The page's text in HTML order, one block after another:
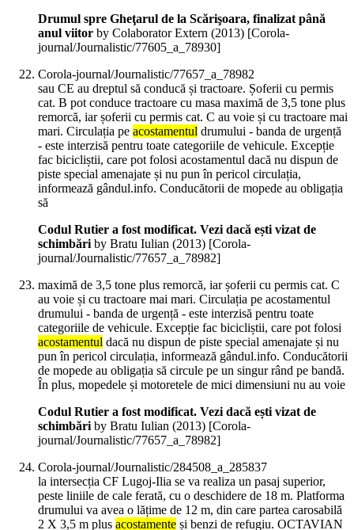
Drumul spre Gheţarul de la Scărişoara, finalizat până
anul viitor by Colaborator Extern (2013) [Corola-
journal/Journalistic/77605_a_78930]
Corola-journal/Journalistic/77657_a_78982
sau CE au dreptul să conducă și tractoare. Șoferii cu permis
cat. B pot conduce tractoare cu masa maximă de 3,5 tone plus
remorcă, iar șoferii cu permis cat. C au voie și cu tractoare mai
mari. Circulația pe acostamentul drumului - banda de urgență
- este interzisă pentru toate categoriile de vehicule. Excepție
fac bicicliștii, care pot folosi acostamentul dacă nu dispun de
piste special amenajate și nu pun în pericol circulația,
informează gândul.info. Conducătorii de mopede au obligația
să
Codul Rutier a fost modificat. Vezi dacă ești vizat de
schimbăriby Bratu Iulian (2013) [Corola-
journal/Journalistic/77657_a_78982]
maximă de 3,5 tone plus remorcă, iar șoferii cu permis cat. C
au voie și cu tractoare mai mari. Circulația pe acostamentul
drumului - banda de urgență - este interzisă pentru toate
categoriile de vehicule. Excepție fac bicicliștii, care pot folosi
acostamentul dacă nu dispun de piste special amenajate și nu
pun în pericol circulația, informează gândul.info. Conducătorii
de mopede au obligația să circule pe un singur rând pe bandă.
În plus, mopedele și motoretele de mici dimensiuni nu au voie
Codul Rutier a fost modificat. Vezi dacă ești vizat de
schimbăriby Bratu Iulian (2013) [Corola-
journal/Journalistic/77657_a_78982]
Corola-journal/Journalistic/284508_a_285837
la intersecția CF Lugoj-Ilia se va realiza un pasaj superior,
peste liniile de cale ferată, cu o deschidere de 18 m. Platforma
drumului va avea o lățime de 12 m, din care partea carosabilă
2 X 3,5 m plus acostamente și benzi de refugiu. OCTAVIAN